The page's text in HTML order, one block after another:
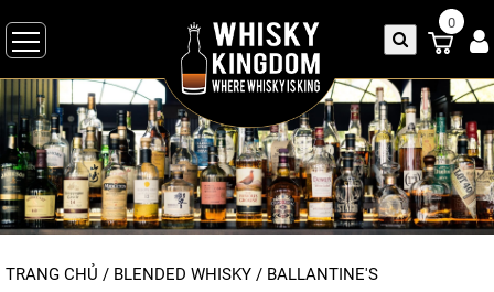
0
TRANG CHỦ / BLENDED WHISKY / BALLANTINE'S